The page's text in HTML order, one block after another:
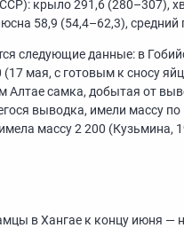
крыло 291,6 (280–307),
58,9 (54,4–62,3), средний
следующие данные: в
(17 мая, с готовым к сносу
Алтае самка, добытая от
выводка, имели массу
массу 2 200 (Кузьмина,
в Хангае к концу июня —